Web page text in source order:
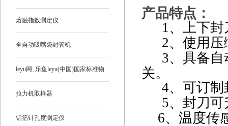
熔融指数测定仪
全自动吸嘴袋封管机
leyu网_乐鱼leyu(中国)国家标准物
质
拉力机取样器
铝箔针孔度测定仪
产品特点 ：
1、上下
2、使用
3、具备
关。
4、可订
5、封刀
6、温度传